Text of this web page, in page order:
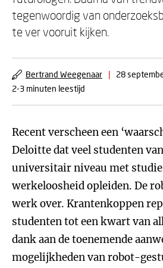
tegenwoordig van
te ver vooruit kijken.
Bertrand Weegenaar | 28
2-3 minuten leestijd
Recent verscheen een
Deloitte dat veel studenten
universitair niveau met
werkeloosheid opleiden. De
werk over. Krantenkoppen
studenten tot een kwart van
dank aan de toenemende
mogelijkheden van robot-